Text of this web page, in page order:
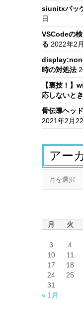
siunitxパッ
日
VSCodeの
る 2022年2
時の対処法
【裏技！】
応しないと
骨伝導ヘッ
2021年2月
アー
月 火
3
4
10
11
17
18
24
25
31
« 1月